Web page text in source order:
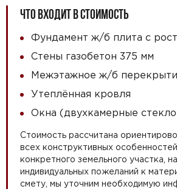
ЧТО ВХОДИТ В СТОИМОСТЬ
Фундамент ж/б плита с
Стены газобетон 375 мм
Межэтажное ж/б
Утеплённая кровля
Окна (двухкамерные
Стоимость рассчитана
всех конструктивных
конкретного земельного участка,
индивидуальных пожеланий к
смету, мы уточним необходимую